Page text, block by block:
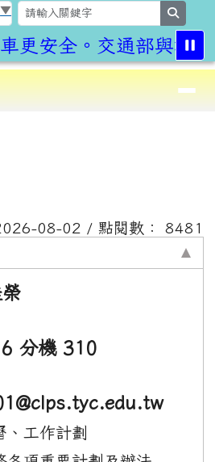
▼
更安全。交通部與桃園
⏸
08-02 / 點閱數： 8481
分機 310
、工作計劃